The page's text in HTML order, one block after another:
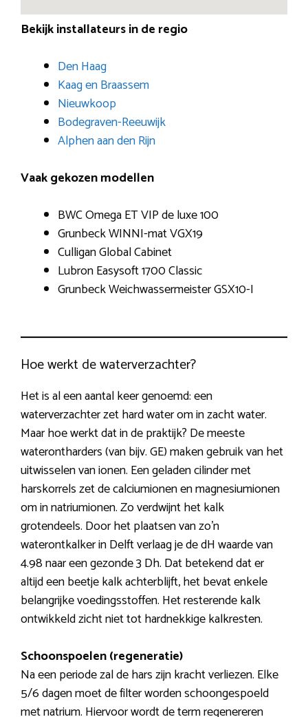
Bekijk installateurs in de regio
Den Haag
Kaag en Braassem
Nieuwkoop
Bodegraven-Reeuwijk
Alphen aan den Rijn
Vaak gekozen modellen
BWC Omega ET VIP de luxe 100
Grunbeck WINNI-mat VGX19
Culligan Global Cabinet
Lubron Easysoft 1700 Classic
Grunbeck Weichwassermeister GSX10-I
Hoe werkt de waterverzachter?
Het is al een aantal keer genoemd: een
waterverzachter zet hard water om in zacht water.
Maar hoe werkt dat in de praktijk? De meeste
waterontharders (van bijv. GE) maken gebruik van het
uitwisselen van ionen. Een geladen cilinder met
harskorrels zet de calciumionen en magnesiumionen
om in natriumionen. Zo verdwijnt het kalk
grotendeels. Door het plaatsen van zo’n
waterontkalker in Delft verlaag je de dH waarde van
4.98 naar een gezonde 3 Dh. Dat betekend dat er
altijd een beetje kalk achterblijft, het bevat enkele
belangrijke voedingsstoffen. Het resterende kalk
ontwikkeld zicht niet tot hardnekkige kalkresten.
Schoonspoelen (regeneratie)
Na een periode zal de hars zijn kracht verliezen. Elke
5/6 dagen moet de filter worden schoongespoeld
met natrium. Hiervoor wordt de term regenereren